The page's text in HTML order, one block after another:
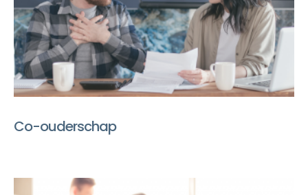
Co-ouderschap